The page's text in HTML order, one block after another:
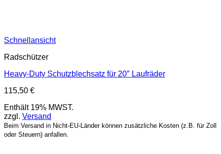
Schnellansicht
Radschützer
Heavy-Duty Schutzblechsatz für 20″ Laufräder
115,50 €
Enthält 19% MWST.
zzgl. Versand
Beim Versand in Nicht-EU-Länder können zusätzliche Kosten (z.B. für Zoll
oder Steuern) anfallen.